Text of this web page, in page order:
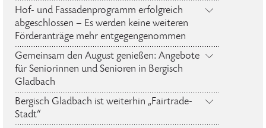
Hof- und Fassadenprogramm erfolgreich
abgeschlossen – Es werden keine weiteren
Förderanträge mehr entgegengenommen
Gemeinsam den August genießen: Angebote
für Seniorinnen und Senioren in Bergisch
Gladbach
Bergisch Gladbach ist weiterhin „Fairtrade-
Stadt“